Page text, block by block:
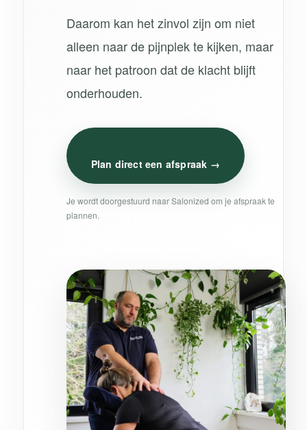
Daarom kan het zinvol zijn om niet
alleen naar de pijnplek te kijken, maar
naar het patroon dat de klacht blijft
onderhouden.
Plan direct een afspraak →
Je wordt doorgestuurd naar Salonized om je afspraak te
plannen.